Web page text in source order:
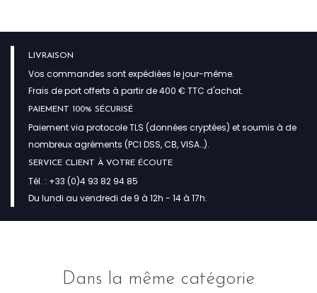
LIVRAISON
Vos commandes sont expédiées le jour-même.
Frais de port offerts à partir de 400 € TTC d'achat.
PAIEMENT 100% SÉCURISÉ
Paiement via protocole TLS (données cryptées) et soumis à de
nombreux agréments (PCI DSS, CB, VISA…).
SERVICE CLIENT À VOTRE ÉCOUTE
Tél. : +33 (0)4 93 82 94 85
Du lundi au vendredi de 9 à 12h - 14 à 17h.
Dans la même catégorie